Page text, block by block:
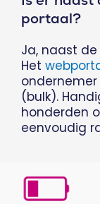
portaal?
Ja, naast
Het
(bulk).
honderden
eenvoudig